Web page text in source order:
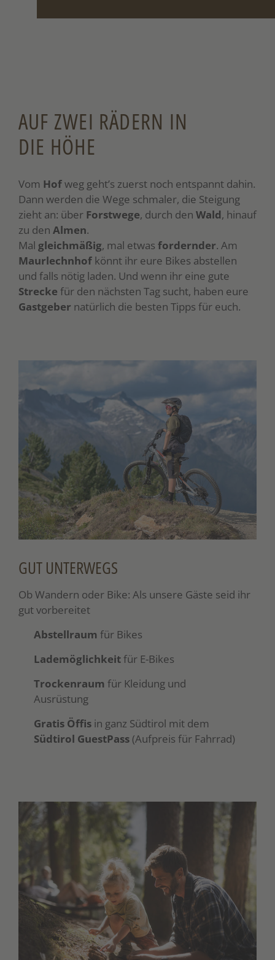
AUF ZWEI RÄDERN IN
DIE HÖHE
Vom Hofweg geht’s zuerst noch entspannt dahin.
Dann werden die Wege schmaler, die Steigung
zieht an: über Forstwege, durch den Wald, hinauf
zu den Almen.
Mal gleichmäßig, mal etwas fordernder. Am
Maurlechnhof könnt ihr eure Bikes abstellen
und falls nötig laden. Und wenn ihr eine gute
Strecke für den nächsten Tag sucht, haben eure
Gastgeber natürlich die besten Tipps für euch.
GUT UNTERWEGS
Ob Wandern oder Bike: Als unsere Gäste seid ihr
gut vorbereitet
Abstellraum für Bikes
Lademöglichkeitfür E-Bikes
Trockenraum für Kleidung und
Ausrüstung
Gratis Öffis in ganz Südtirol mit dem
Südtirol GuestPass (Aufpreis für Fahrrad)